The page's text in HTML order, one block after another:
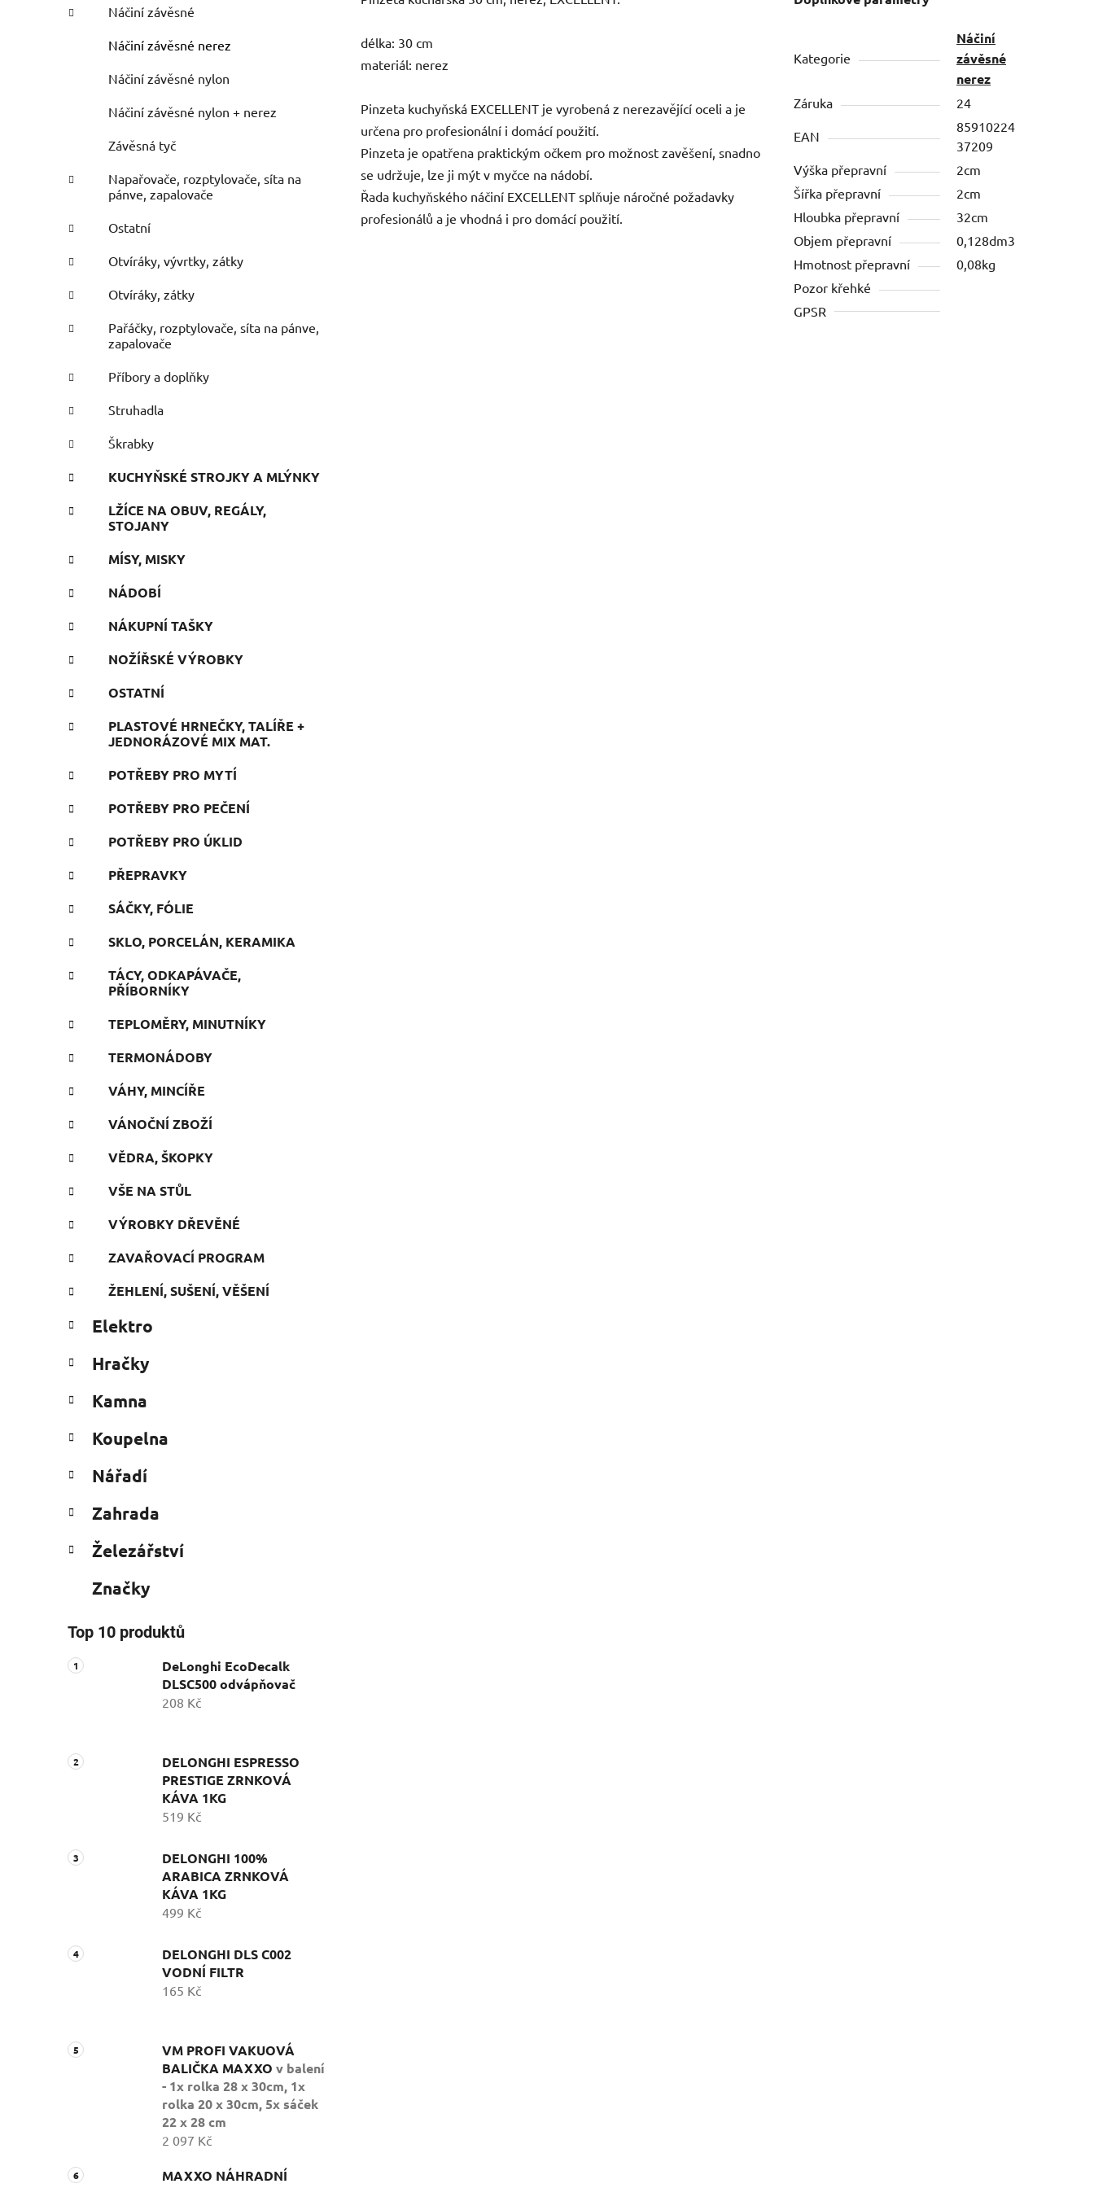
Náčiní závěsné
Náčiní závěsné nerez
Náčiní závěsné nylon
Náčiní závěsné nylon + nerez
Závěsná tyč
Napařovače, rozptylovače, síta na
pánve, zapalovače
Ostatní
Otvíráky, vývrtky, zátky
Otvíráky, zátky
Pařáčky, rozptylovače, síta na pánve,
zapalovače
Příbory a doplňky
Struhadla
Škrabky
KUCHYŇSKÉ STROJKY A MLÝNKY
LŽÍCE NA OBUV, REGÁLY,
STOJANY
MÍSY, MISKY
NÁDOBÍ
NÁKUPNÍ TAŠKY
NOŽÍŘSKÉ VÝROBKY
OSTATNÍ
PLASTOVÉ HRNEČKY, TALÍŘE +
JEDNORÁZOVÉ MIX MAT.
POTŘEBY PRO MYTÍ
POTŘEBY PRO PEČENÍ
POTŘEBY PRO ÚKLID
PŘEPRAVKY
SÁČKY, FÓLIE
SKLO, PORCELÁN, KERAMIKA
TÁCY, ODKAPÁVAČE,
PŘÍBORNÍKY
TEPLOMĚRY, MINUTNÍKY
TERMONÁDOBY
VÁHY, MINCÍŘE
VÁNOČNÍ ZBOŽÍ
VĚDRA, ŠKOPKY
VŠE NA STŮL
VÝROBKY DŘEVĚNÉ
ZAVAŘOVACÍ PROGRAM
ŽEHLENÍ, SUŠENÍ, VĚŠENÍ
Elektro
Hračky
Kamna
Koupelna
Nářadí
Zahrada
Železářství
Značky
Top 10 produktů
DeLonghi EcoDecalk
DLSC500 odvápňovač
208 Kč
DELONGHI ESPRESSO
PRESTIGE ZRNKOVÁ
KÁVA 1KG
519 Kč
DELONGHI 100%
ARABICA ZRNKOVÁ
KÁVA 1KG
499 Kč
DELONGHI DLS C002
VODNÍ FILTR
165 Kč
VM PROFI VAKUOVÁ
BALIČKA MAXXO v balení
- 1x rolka 28 x 30cm, 1x
rolka 20 x 30cm, 5x sáček
22 x 28 cm
2 097 Kč
MAXXO NÁHRADNÍ
délka: 30 cm
materiál: nerez
Pinzeta kuchyňská EXCELLENT je vyrobená z nerezavějící oceli a je
určena pro profesionální i domácí použití.
Pinzeta je opatřena praktickým očkem pro možnost zavěšení, snadno
se udržuje, lze ji mýt v myčce na nádobí.
Řada kuchyňského náčiní EXCELLENT splňuje náročné požadavky
profesionálů a je vhodná i pro domácí použití.
Kategorie
Náčiní
závěsné
nerez
Záruka 24
EAN
85910224
37209
Výška přepravní
2cm
Šířka přepravní
2cm
Hloubka přepravní
32cm
Objem přepravní
0,128dm3
Hmotnost přepravní
0,08kg
Pozor křehké
GPSR